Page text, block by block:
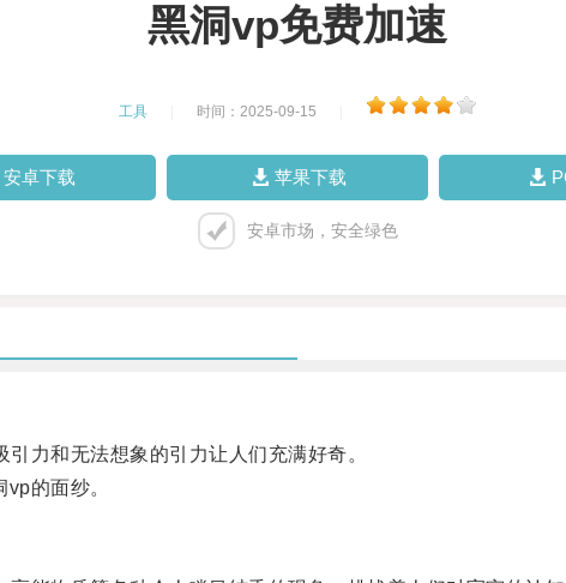
黑洞vp免费加速
工具 时间：2025-09-15
安卓下载 苹果下载
安卓市场，安全绿色
力和无法想象的引力让人们充满好奇。
的面纱。